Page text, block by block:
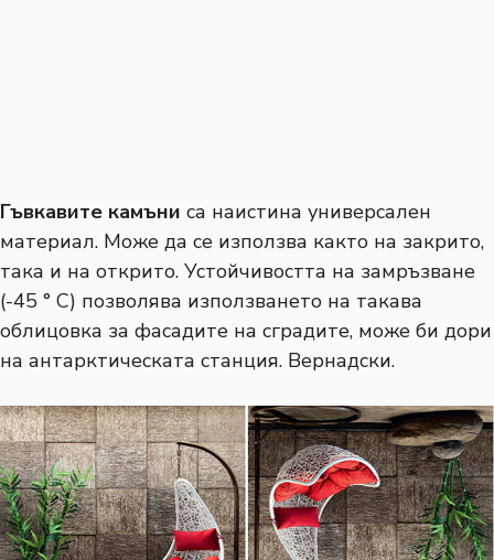
Гъвкавите камъни са наистина универсален
материал. Може да се използва както на закрито,
така и на открито. Устойчивостта на замръзване
(-45 ° C) позволява използването на такава
облицовка за фасадите на сградите, може би дори
на антарктическата станция. Вернадски.